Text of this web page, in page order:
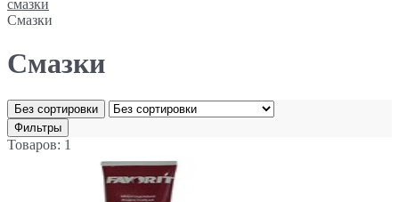
смазки
Смазки
Смазки
Без сортировки
Фильтры
Товаров: 1